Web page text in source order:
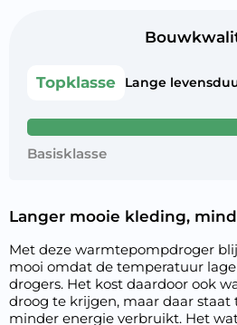
Topklasse Lange
Basisklasse
Langer mooie kleding,
Met deze warmtepompdroger
mooi omdat de temperatuur
drogers. Het kost daardoor ook
droog te krijgen, maar daar staat
minder energie verbruikt. Het